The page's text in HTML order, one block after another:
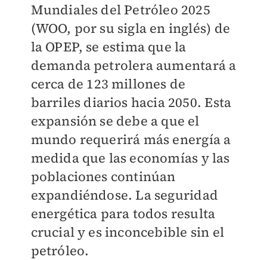
Mundiales del Petróleo 2025
(WOO, por su sigla en inglés) de
la OPEP, se estima que la
demanda petrolera aumentará a
cerca de 123 millones de
barriles diarios hacia 2050. Esta
expansión se debe a que el
mundo requerirá más energía a
medida que las economías y las
poblaciones continúan
expandiéndose. La seguridad
energética para todos resulta
crucial y es inconcebible sin el
petróleo.